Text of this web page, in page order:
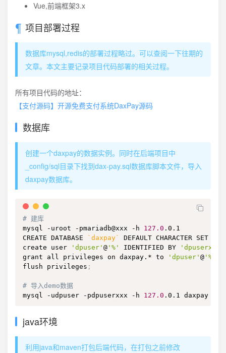
Vue,前端框架3.x
项目部署过程
数据库mysql,redis的部署过程略过。可以查阅一下往期的
文章。本文主要记录项目代码部署的相关过程。
所有项目代码的地址：
【支付源码】开源免费支付系统DaxPay源码
数据库
创建一个daxpay的数据实例。同时在后端项目中
_config/sql目录下找到dax-pay.sql数据库脚本文件，导入
daxpay数据库。
# 建库
mysql -uroot -pmariadb@xxx -h 127.0 .0.1
CREATE DATABASE
` daxpay`
DEFAULT CHARACTER SET
create user
'dpuser' @ '%' IDENTIFIED BY 'dpuserxxx'
grant all privileges on daxpay.* to
'dpuser' @ '%'
flush privileges ;
# 导入demo数据
mysql -udpuser -pdpuserxxx -h 127.0 .0.1 daxpay
java环境
利用java和maven打包后端代码，在打包之前修改